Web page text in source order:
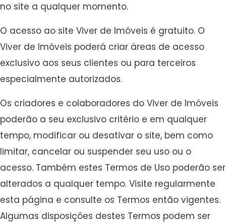
no site a qualquer momento.
O acesso ao site Viver de Imóveis é gratuito. O
Viver de Imóveis poderá criar áreas de acesso
exclusivo aos seus clientes ou para terceiros
especialmente autorizados.
Os criadores e colaboradores do Viver de Imóveis
poderão a seu exclusivo critério e em qualquer
tempo, modificar ou desativar o site, bem como
limitar, cancelar ou suspender seu uso ou o
acesso. Também estes Termos de Uso poderão ser
alterados a qualquer tempo. Visite regularmente
esta página e consulte os Termos então vigentes.
Algumas disposições destes Termos podem ser